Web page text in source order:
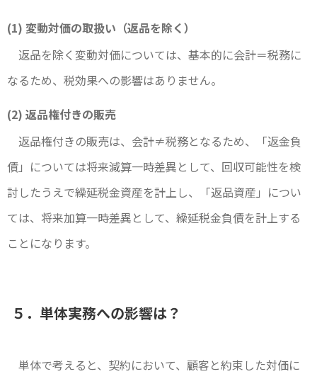
(1) 変動対価の取扱い（返品を除く）
返品を除く変動対価については、基本的に会計＝税務に
なるため、税効果への影響はありません。
(2) 返品権付きの販売
返品権付きの販売は、会計≠税務となるため、「返金負
債」については将来減算一時差異として、回収可能性を検
討したうえで繰延税金資産を計上し、「返品資産」につい
ては、将来加算一時差異として、繰延税金負債を計上する
ことになります。
５．単体実務への影響は？
単体で考えると、契約において、顧客と約束した対価に